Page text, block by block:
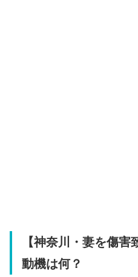
【神奈川・妻を傷
動機は何？